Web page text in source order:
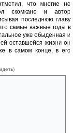
что многие не
скомкано и автор
последнюю главу
самые важные годы в
уже обыденная и
оставшейся жизни он
в самом конце, в его